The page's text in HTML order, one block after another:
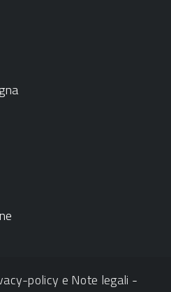
policy e Note legali -